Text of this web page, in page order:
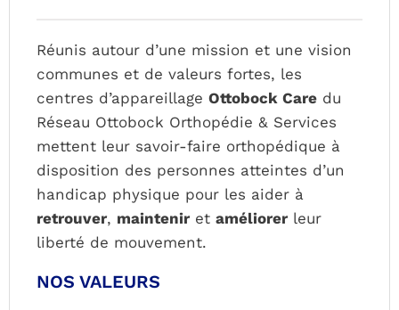
Réunis autour d’une mission et une vision
communes et de valeurs fortes, les
centres d’appareillageOttobock Care du
Réseau Ottobock Orthopédie & Services
mettent leur savoir-faire orthopédique à
disposition des personnes atteintes d’un
handicap physique pour les aider à
retrouver, maintenir etaméliorer leur
liberté de mouvement.
NOS VALEURS